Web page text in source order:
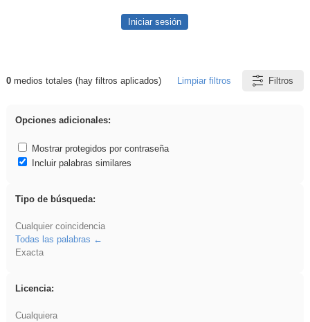
Iniciar sesión
Resultados de: cortar
0medios totales (hay filtros aplicados) Limpiar filtros Filtros
Opciones adicionales:
Mostrar protegidos por contraseña
Incluir palabras similares
Tipo de búsqueda:
Cualquier coincidencia
Todas las palabras
Exacta
Licencia:
Cualquiera